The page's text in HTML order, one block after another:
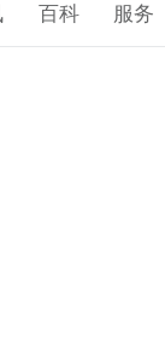
百科 服务